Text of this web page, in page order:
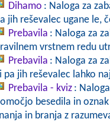
Dihamo : Naloga za
jih reševalec ugane le,
Prebavila : Naloga za
vrstnem redu
Prebavila : Naloga za
pa jih reševalec lahko
Prebavila - kviz :
besedila in
in branja z